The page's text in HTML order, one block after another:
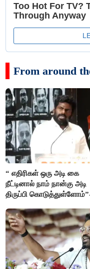
From around
“ எதிரிகள் ஒரு அடி கை
நீட்டினால் நாம் நான்கு அடி
திருப்பி